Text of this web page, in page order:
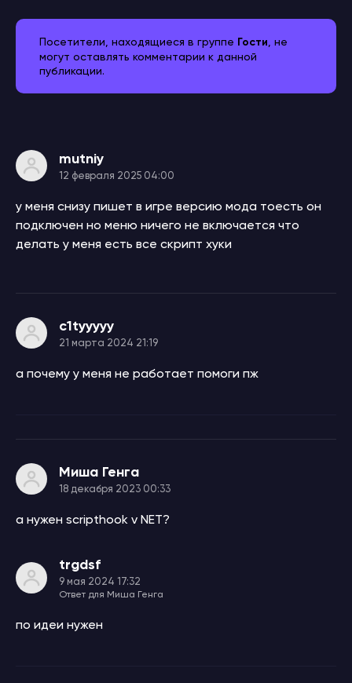
Посетители, находящиеся в группе Гости , не
могут оставлять комментарии к данной
публикации.
mutniy
12 февраля 2025 04:00
у меня снизу пишет в игре версию мода тоесть он
подключен но меню ничего не включается что
делать у меня есть все скрипт хуки
c1tyyyyy
21 марта 2024 21:19
а почему у меня не работает помоги пж
Миша Генга
18 декабря 2023 00:33
а нужен scripthook v NET?
trgdsf
9 мая 2024 17:32
Ответ для Миша Генга
по идеи нужен